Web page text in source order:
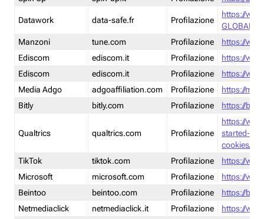
Datawork data-safe.fr Profilazione
https://
GLOBAL-
Manzoni
tune.com Profilazione
https://
Ediscom
ediscom.it Profilazione
https://
Ediscom
ediscom.it Profilazione
https://
Media Adgo
adgoaffiliation.com Profilazione
https://
Bitly
bitly.com Profilazione https://
Qualtrics qualtrics.com Profilazione
https://
started-
cookies/
TikTok
tiktok.com Profilazione
https://
Microsoft
microsoft.com Profilazione
https://
Beintoo
beintoo.com Profilazione
https://
Netmediaclick
netmediaclick.it Profilazione https://